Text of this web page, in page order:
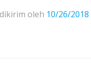
dikirim oleh 10/26/2018